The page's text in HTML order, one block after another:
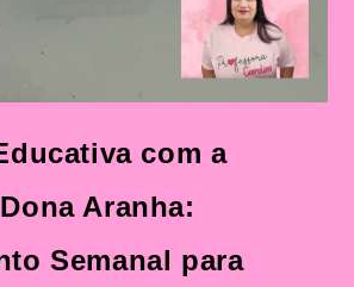
com a
Aranha:
Semanal para